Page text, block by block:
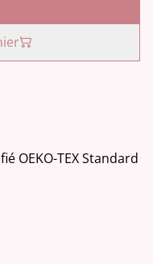
OEKO-TEX Standard